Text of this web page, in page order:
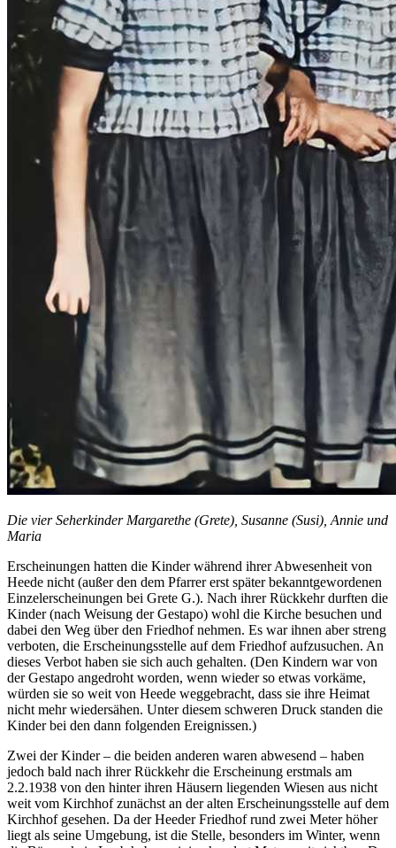
Die vier Seherkinder Margarethe (Grete), Susanne (Susi), Annie und
Maria
Erscheinungen hatten die Kinder während ihrer Abwesenheit von
Heede nicht (außer den dem Pfarrer erst später bekanntgewordenen
Einzelerscheinungen bei Grete G.). Nach ihrer Rückkehr durften die
Kinder (nach Weisung der Gestapo) wohl die Kirche besuchen und
dabei den Weg über den Friedhof nehmen. Es war ihnen aber streng
verboten, die Erscheinungsstelle auf dem Friedhof aufzusuchen. An
dieses Verbot haben sie sich auch gehalten. (Den Kindern war von
der Gestapo angedroht worden, wenn wieder so etwas vorkäme,
würden sie so weit von Heede weggebracht, dass sie ihre Heimat
nicht mehr wiedersähen. Unter diesem schweren Druck standen die
Kinder bei den dann folgenden Ereignissen.)
Zwei der Kinder – die beiden anderen waren abwesend – haben
jedoch bald nach ihrer Rückkehr die Erscheinung erstmals am
2.2.1938 von den hinter ihren Häusern liegenden Wiesen aus nicht
weit vom Kirchhof zunächst an der alten Erscheinungsstelle auf dem
Kirchhof gesehen. Da der Heeder Friedhof rund zwei Meter höher
liegt als seine Umgebung, ist die Stelle, besonders im Winter, wenn